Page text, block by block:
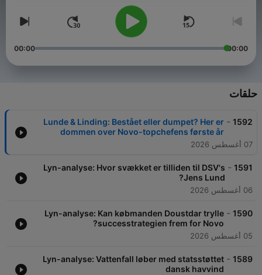
amerikanske præsidentvalg udkommer hver torsdag morgen
kl. 05.00 og vores LYN-ANALYSER og PERSPEKTIV dryppes
ud på kanalen i et løbende flow.
00:00
00:00
حلقات
1592
-
Lunde & Linding: Bestået eller dumpet? Her er
dommen over Novo-topchefens første år
07 أغسطس 2026
1591
-
Lyn-analyse: Hvor svækket er tilliden til DSV's
Jens Lund?
06 أغسطس 2026
1590
-
Lyn-analyse: Kan købmanden Doustdar trylle
successtrategien frem for Novo?
05 أغسطس 2026
1589
-
Lyn-analyse: Vattenfall løber med statsstøttet
dansk havvind